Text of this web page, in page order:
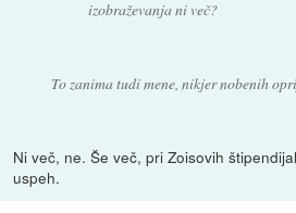
izobraževanja ni več?
To zanima tudi mene, nikjer nobenih
Ni več, ne. Še več, pri Zoisovih
uspeh.